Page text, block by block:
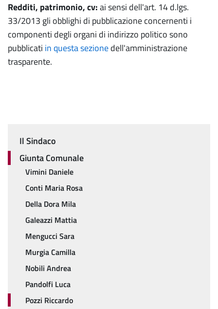
Redditi, patrimonio, cv:ai sensi dell'art. 14 d.lgs.
33/2013 gli obblighi di pubblicazione concernenti i
componenti degli organi di indirizzo politico sono
pubblicati in questa sezionedell'amministrazione
trasparente.
Menu
Il Sindaco
Giunta Comunale
Vimini Daniele
Conti Maria Rosa
Della Dora Mila
Galeazzi Mattia
Mengucci Sara
Murgia Camilla
Nobili Andrea
Pandolfi Luca
Pozzi Riccardo